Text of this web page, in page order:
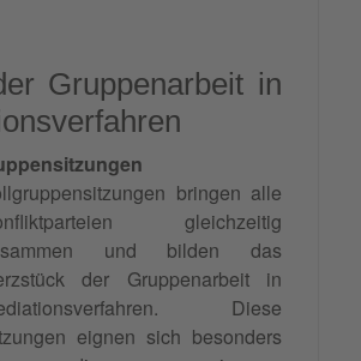
Gruppenarbeit in
bringen alle
gleichzeitig
und bilden das
der Gruppenarbeit in
Diese
eignen sich besonders